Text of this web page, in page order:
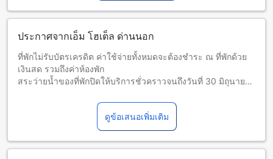
ประกาศจากเอ็ม โฮเต็ล ด่านนอก
ที่พักไม่รับบัตรเครดิต ค่าใช้จ่ายทั้งหมดจะต้องชำระ ณ ที่พักด้วย
เงินสด รวมถึงค่าห้องพัก
สระว่ายน้ำของที่พักปิดให้บริการชั่วคราวจนถึงวันที่ 30 มิถุนายน
ดูข้อเสนอเพิ่มเติม